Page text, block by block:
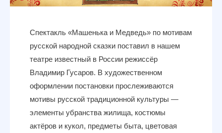
Спектакль «Машенька и Медведь» по мотивам
русской народной сказки поставил в нашем
театре известный в России режиссёр
Владимир Гусаров. В художественном
оформлении постановки прослеживаются
мотивы русской традиционной культуры —
элементы убранства жилища, костюмы
актёров и кукол, предметы быта, цветовая